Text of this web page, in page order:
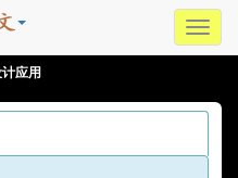
应用